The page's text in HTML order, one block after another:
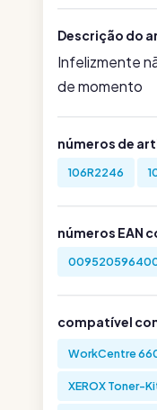
Descrição do
Infelizmente
de momento
números de
106R2246
números EAN
compatível
WorkCentre
XEROX Toner-